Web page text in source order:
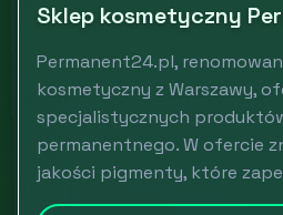
Sklep kosmetyczny
Permanent24.pl,
kosmetyczny z Warszawy,
specjalistycznych
permanentnego. W ofercie
jakości pigmenty, które